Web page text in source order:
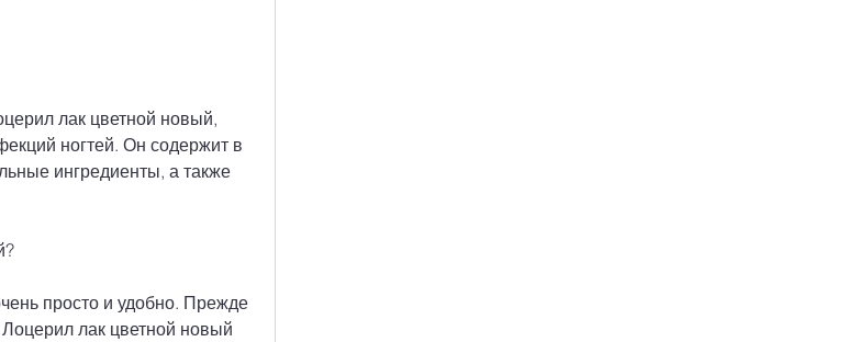
лак цветной новый,
ногтей. Он содержит в
ингредиенты, а также
просто и удобно. Прежде
лак цветной новый